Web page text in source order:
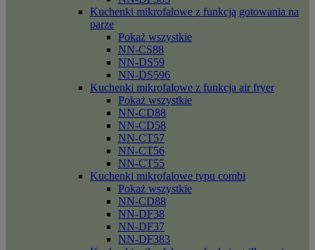
Kuchenki mikrofalowe z funkcją gotowania na
parze
Pokaż wszystkie
NN-CS88
NN-DS59
NN-DS596
Kuchenki mikrofalowe z funkcja air fryer
Pokaż wszystkie
NN-CD88
NN-CD58
NN-CT57
NN-CT56
NN-CT55
Kuchenki mikrofalowe typu combi
Pokaż wszystkie
NN-CD88
NN-DF38
NN-DF37
NN-DF383